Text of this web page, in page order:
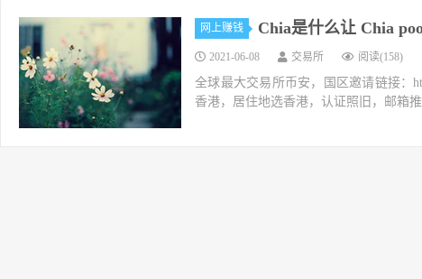
网上赚钱 Chia是什么让 Chia
2021-06-08 交易所 阅读(158)
全球最大交易所币安，国区邀请链接：
香港，居住地选香港，认证照旧，邮箱